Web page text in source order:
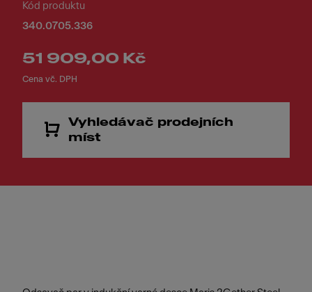
Kód produktu
340.0705.336
51 909,00 Kč
Cena vč. DPH
Vyhledávač prodejních
míst